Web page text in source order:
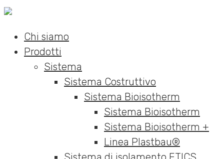
Chi siamo
Prodotti
Sistema
Sistema Costruttivo
Sistema Bioisotherm
Sistema Bioisotherm
Sistema Bioisotherm +
Linea Plastbau®